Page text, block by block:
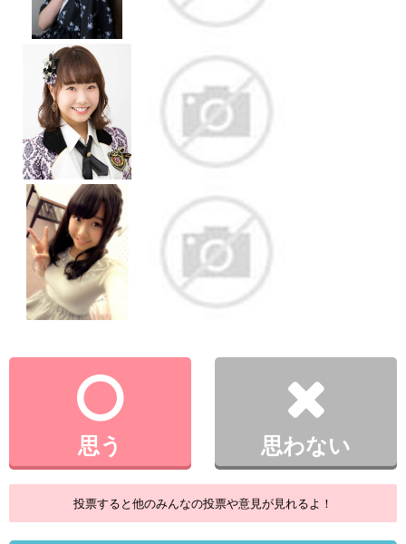
思う 思わない
投票すると他のみんなの投票や意見が見れるよ！